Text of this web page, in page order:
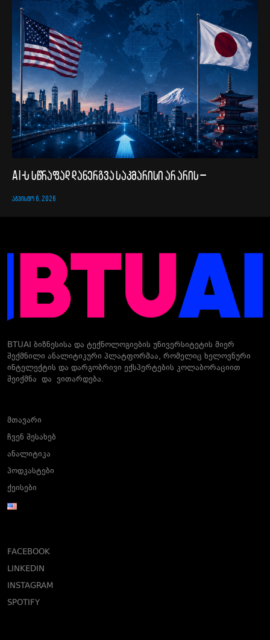
AI-ს სწრაფად დანერგვა საკმარისი არ არის –
ᲐᲒᲕᲘᲡᲢᲝ 6, 2026
BTUAI ბიზნესისა და ტექნოლოგიების უნივერსიტეტის მიერ
შექმნილი ანალიტიკური პლატფორმაა, რომელიც ხელოვნური
ინტელექტის და დარგობრივი ექსპერტების კოლაბორაციით
შეიქმნა და ვითარდება.
მთავარი
ჩვენ შესახებ
ანალიტიკა
პოდკასტები
ქეისები
FACEBOOK
LINKEDIN
INSTAGRAM
SPOTIFY